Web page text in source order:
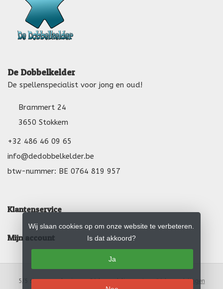
De Dobbelkelder
De spellenspecialist voor jong en oud!
Brammert 24
3650 Stokkem
+32 486 46 09 65
info@dedobbelkelder.be
btw-nummer: BE 0764 819 957
Klantenservice
Mijn account
5 sterren op basis van24beoordelingen.Lees 24 beoordelingen
Wij slaan cookies op om onze website te verbeteren.
Is dat akkoord?
Ja